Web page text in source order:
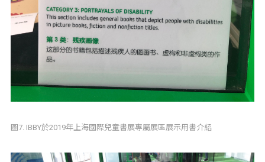
圖7. IBBY於2019年上海國際兒童書展專屬展區展示用書介紹